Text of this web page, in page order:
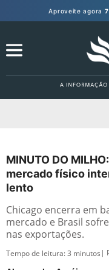
Aproveite agora
MINUTO DO
mercado físico
lento
Chicago encerra em
mercado e Brasil
nas exportações.
Tempo de leitura:3 minutos |